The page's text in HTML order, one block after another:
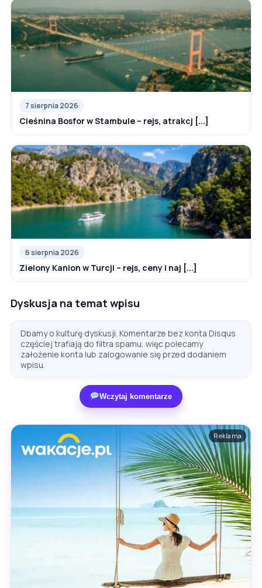
7 sierpnia 2026
Cieśnina Bosfor w Stambule – rejs, atrakcj [...]
6 sierpnia 2026
Zielony Kanion w Turcji – rejs, ceny i naj [...]
Dyskusja na temat wpisu
Dbamy o kulturę dyskusji. Komentarze bez konta Disqus
częściej trafiają do filtra spamu, więc polecamy
założenie konta lub zalogowanie się przed dodaniem
wpisu.
Wczytaj komentarze
Reklama